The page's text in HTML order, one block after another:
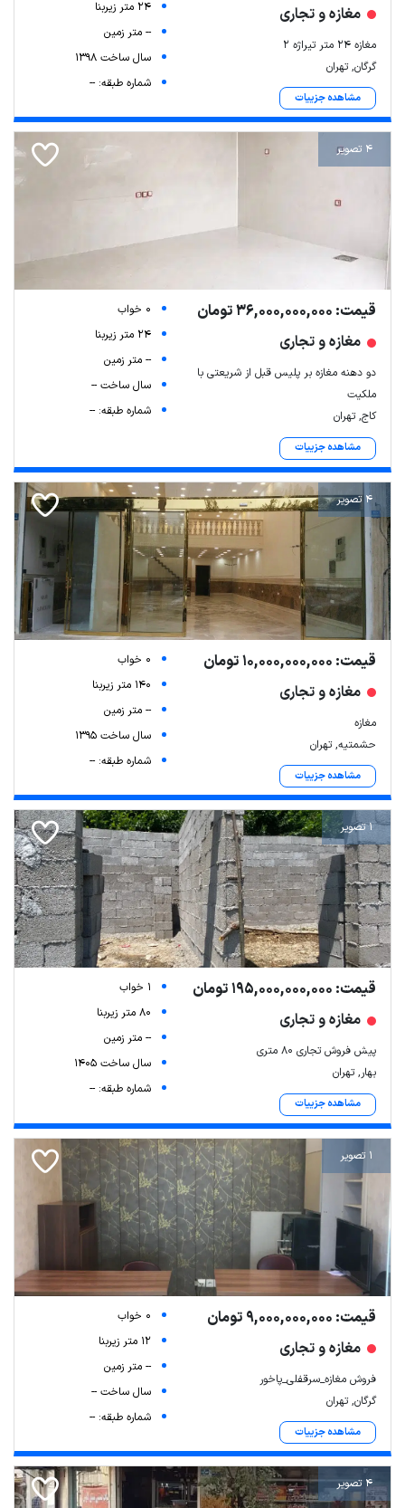
مغازه و تجاری
مغازه 24 متر تیراژه 2
گرگان, تهران
مشاهده جزییات
24 متر زیربنا
-- متر زمین
سال ساخت 1398
شماره طبقه: --
4 تصویر
قیمت: 36,000,000,000 تومان
مغازه و تجاری
دو دهنه مغازه بر پلیس قبل از شریعتی با
ملکیت
کاج, تهران
مشاهده جزییات
0 خواب
24 متر زیربنا
-- متر زمین
سال ساخت --
شماره طبقه: --
4 تصویر
قیمت: 10,000,000,000 تومان
مغازه و تجاری
مغازه
حشمتیه, تهران
مشاهده جزییات
0 خواب
140 متر زیربنا
-- متر زمین
سال ساخت 1395
شماره طبقه: --
1 تصویر
قیمت: 195,000,000,000 تومان
مغازه و تجاری
پیش فروش تجاری 80 متری
بهار, تهران
مشاهده جزییات
1 خواب
80 متر زیربنا
-- متر زمین
سال ساخت 1405
شماره طبقه: --
1 تصویر
قیمت: 9,000,000,000 تومان
مغازه و تجاری
فروش مغازه_سرقفلی_پاخور
گرگان, تهران
مشاهده جزییات
0 خواب
12 متر زیربنا
-- متر زمین
سال ساخت --
شماره طبقه: --
4 تصویر